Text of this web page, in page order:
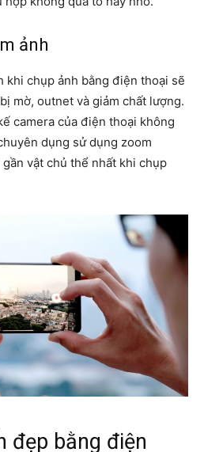
ảnh
khi chụp ảnh bằng điện thoại sẽ
mờ, outnet và giảm chất lượng.
camera của điện thoại không
dụng sử dụng zoom
vật chủ thể nhất khi chụp
đẹp bằng điện